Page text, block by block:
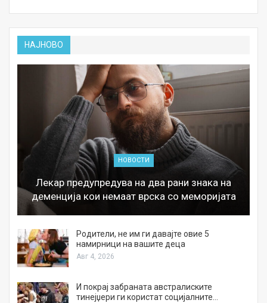
НАЈНОВО
НОВОСТИ
Лекар предупредува на два рани знака на
деменција кои немаат врска со меморијата
Родители, не им ги давајте овие 5
намирници на вашите деца
Авг 4, 2026
И покрај забраната австралиските
тинејџери ги користат социјалните…